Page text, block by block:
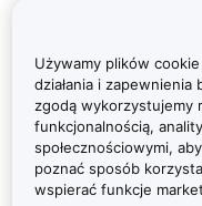
Używamy plików
działania i
zgodą wykorzystujemy
funkcjonalnością,
społecznościowymi,
poznać sposób
wspierać funkcje